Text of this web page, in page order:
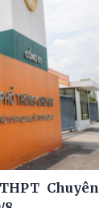
Chuyên